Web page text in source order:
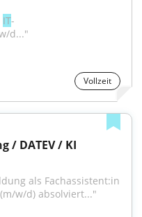
IT-
d..."
Vollzeit
/ DATEV / KI
als Fachassistent:in
w/d) absolviert..."